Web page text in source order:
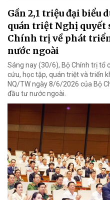
Gần 2,1 triệu đại biểu
quán triệt Nghị quyết
Chính trị về phát
nước ngoài
Sáng nay (30/6), Bộ Chính trị tổ
cứu, học tập, quán triệt và triển
NQ/TW ngày 8/6/2026 của Bộ
đầu tư nước ngoài.